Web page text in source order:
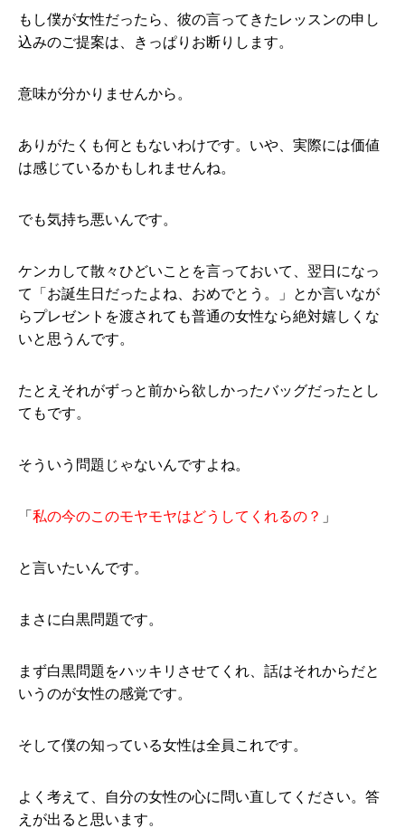
もし僕が女性だったら、彼の言ってきたレッスンの申し
込みのご提案は、きっぱりお断りします。
意味が分かりませんから。
ありがたくも何ともないわけです。いや、実際には価値
は感じているかもしれませんね。
でも気持ち悪いんです。
ケンカして散々ひどいことを言っておいて、翌日になっ
て「お誕生日だったよね、おめでとう。」とか言いなが
らプレゼントを渡されても普通の女性なら絶対嬉しくな
いと思うんです。
たとえそれがずっと前から欲しかったバッグだったとし
てもです。
そういう問題じゃないんですよね。
「 私の今のこのモヤモヤはどうしてくれるの？ 」
と言いたいんです。
まさに白黒問題です。
まず白黒問題をハッキリさせてくれ、話はそれからだと
いうのが女性の感覚です。
そして僕の知っている女性は全員これです。
よく考えて、自分の女性の心に問い直してください。答
えが出ると思います。